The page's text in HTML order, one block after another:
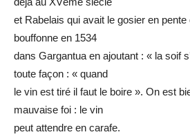
et Rabelais qui avait le gosier en
bouffonne en 1534
dans Gargantua en ajoutant : « la soif
toute façon : « quand
le vin est tiré il faut le boire ». On est
mauvaise foi : le vin
peut attendre en carafe.